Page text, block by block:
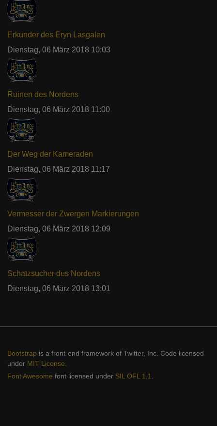
Erkunder des Eryn Lasgalen
Dienstag, 06 März 2018 10:03
Ruinen des Nordens
Dienstag, 06 März 2018 11:00
Der Weg der Kameraden
Dienstag, 06 März 2018 11:17
Vermesser der Zwergen Markierungen
Dienstag, 06 März 2018 12:09
Schatzsucher des Nordens
Dienstag, 06 März 2018 13:01
Bootstrap is a front-end framework of Twitter, Inc. Code licensed
under MIT License.
Font Awesome font licensed under SIL OFL 1.1